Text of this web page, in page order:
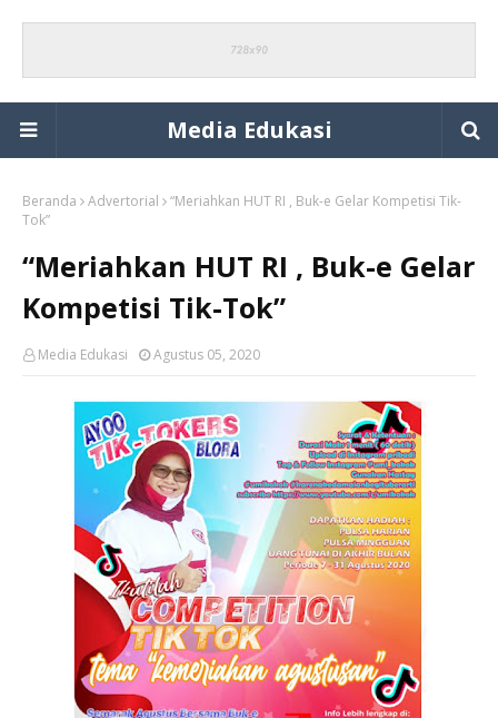
Media Edukasi
Beranda Advertorial
“Meriahkan HUT RI , Buk-e Gelar Kompetisi Tik-
Tok”
“Meriahkan HUT RI , Buk-e Gelar
Kompetisi Tik-Tok”
Media Edukasi Agustus 05, 2020